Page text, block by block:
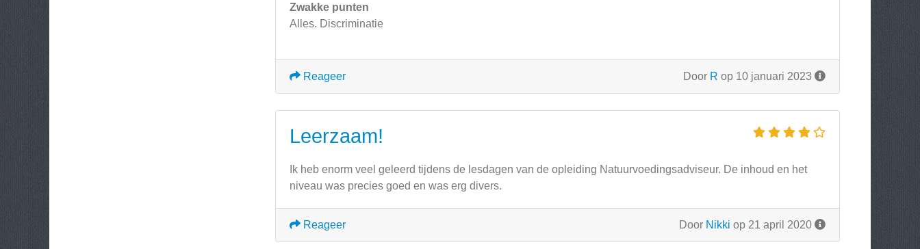
Zwakke punten
Alles. Discriminatie
Door R op 10 januari 2023
Reageer
Leerzaam!
Ik heb enorm veel geleerd tijdens de lesdagen van de opleiding Natuurvoedingsadviseur. De inhoud en het
niveau was precies goed en was erg divers.
Door Nikki op 21 april 2020
Reageer